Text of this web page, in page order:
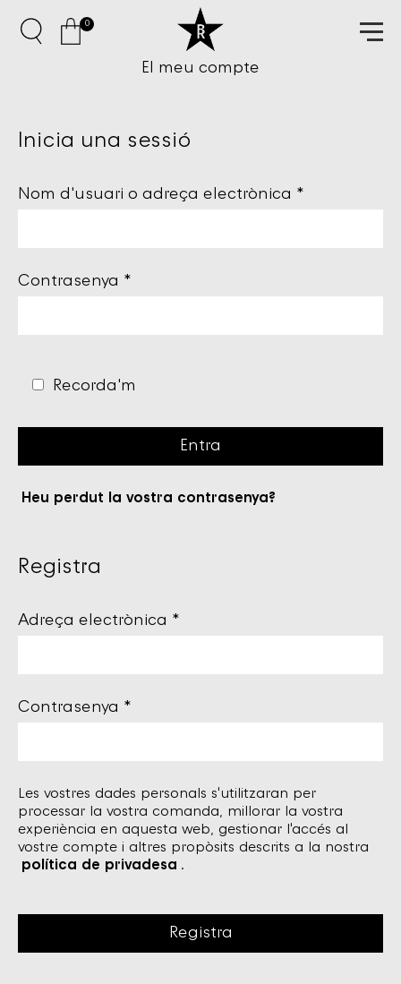
El meu compte
0
Inicia una sessió
Nom d'usuari o adreça electrònica *
Contrasenya *
Recorda'm
Entra
Heu perdut la vostra contrasenya?
Registra
Adreça electrònica *
Contrasenya *
Les vostres dades personals s'utilitzaran per
processar la vostra comanda, millorar la vostra
experiència en aquesta web, gestionar l'accés al
vostre compte i altres propòsits descrits a la nostra
política de privadesa .
Registra